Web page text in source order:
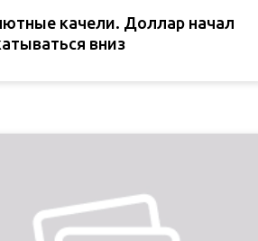
качели. Доллар начал
вниз